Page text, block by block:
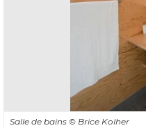
Salle de bains © Brice Kolher